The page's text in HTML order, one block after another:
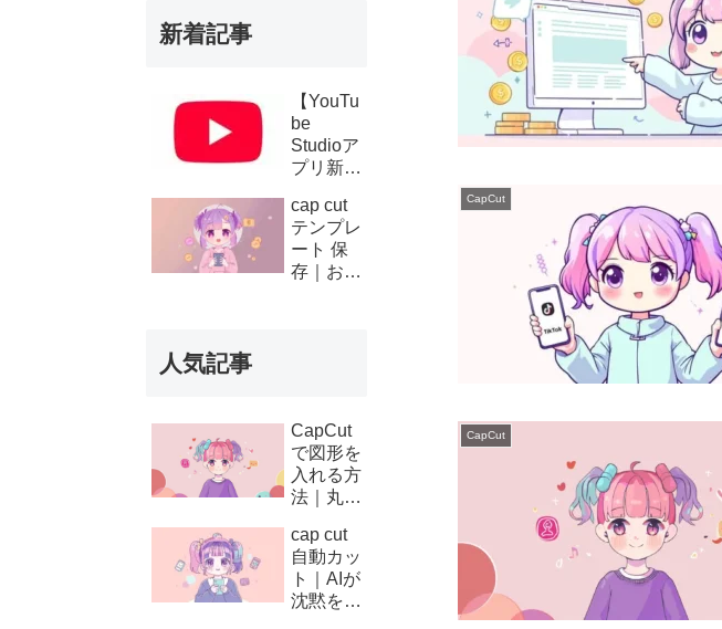
CapCut
CapCut
新着記事
【YouTu
be
Studioア
プリ新機
チャンネ
ルの収
益・支払
い履歴が
cap cut
テンプレ
ート 保
存｜お気
人気記事
CapCut
で図形を
入れる方
法｜丸・
角の使い
方と編集
テクニッ
ク
cap cut
自動カッ
ト｜AIが
沈黙をカ